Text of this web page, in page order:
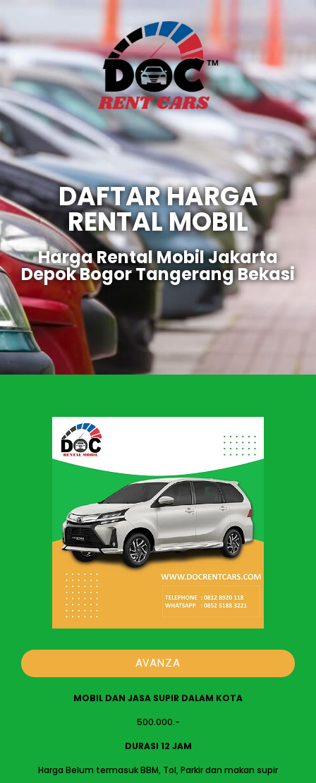
DAFTAR HARGA
RENTAL MOBIL
Harga Rental Mobil Jakarta
Depok Bogor Tangerang Bekasi
AVANZA
MOBIL DAN JASA SUPIR DALAM KOTA
500.000.-
DURASI 12 JAM
Harga Belum termasuk BBM, Tol, Parkir dan makan supir